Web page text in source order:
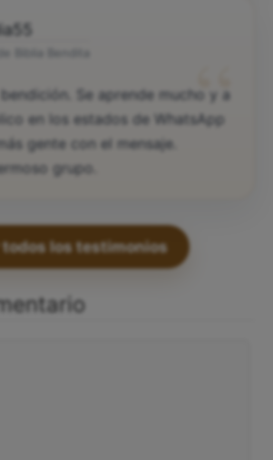
“
bendición. Se aprende mucho y a
en los estados de WhatsApp
gente con el mensaje.
grupo.
todos los testimonios